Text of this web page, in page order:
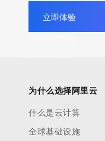
database through
information
guarantee its
by the following
立即体验
为什么选择阿里云
什么是云计算
全球基础设施